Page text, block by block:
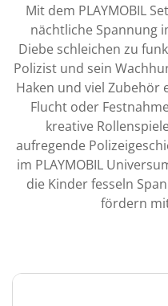
Mit dem PLAYMOBIL
nächtliche Spannung
Diebe schleichen zu
Polizist und sein
Haken und viel Zubehör
Flucht oder
kreative
aufregende
im PLAYMOBIL
die Kinder fesseln
fördern